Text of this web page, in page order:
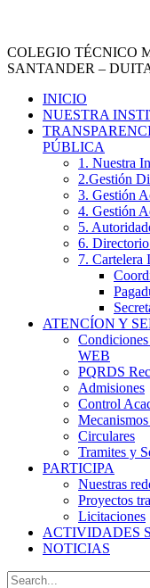
COLEGIO TÉCNICO
SANTANDER –
INICIO
NUESTRA
PÚBLICA
1. Nuestra
2.Gestión
3. Gestión
4. Gestión
5.
6.
7. Cartelera
ATENCÍON Y
WEB
PQRDS
Admisiones
Control
Circulares
Tramites y
PARTICIPA
Nuestras
Proyectos
Licitaciones
ACTIVIDADES
NOTICIAS